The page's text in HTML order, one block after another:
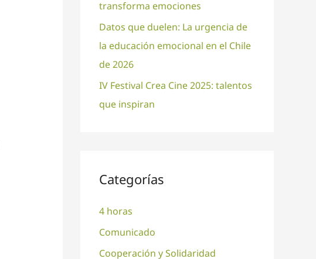
transforma emociones
Datos que duelen: La urgencia de
la educación emocional en el Chile
de 2026
IV Festival Crea Cine 2025: talentos
que inspiran
Categorías
4 horas
Comunicado
Cooperación y Solidaridad